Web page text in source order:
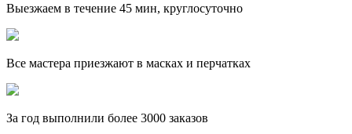
Выезжаем в течение 45 мин, круглосуточно
Все мастера приезжают в масках и перчатках
За год выполнили более 3000 заказов